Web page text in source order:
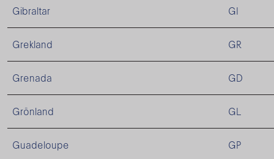
Gibraltar GI
Grekland GR
Grenada GD
Grönland GL
Guadeloupe GP